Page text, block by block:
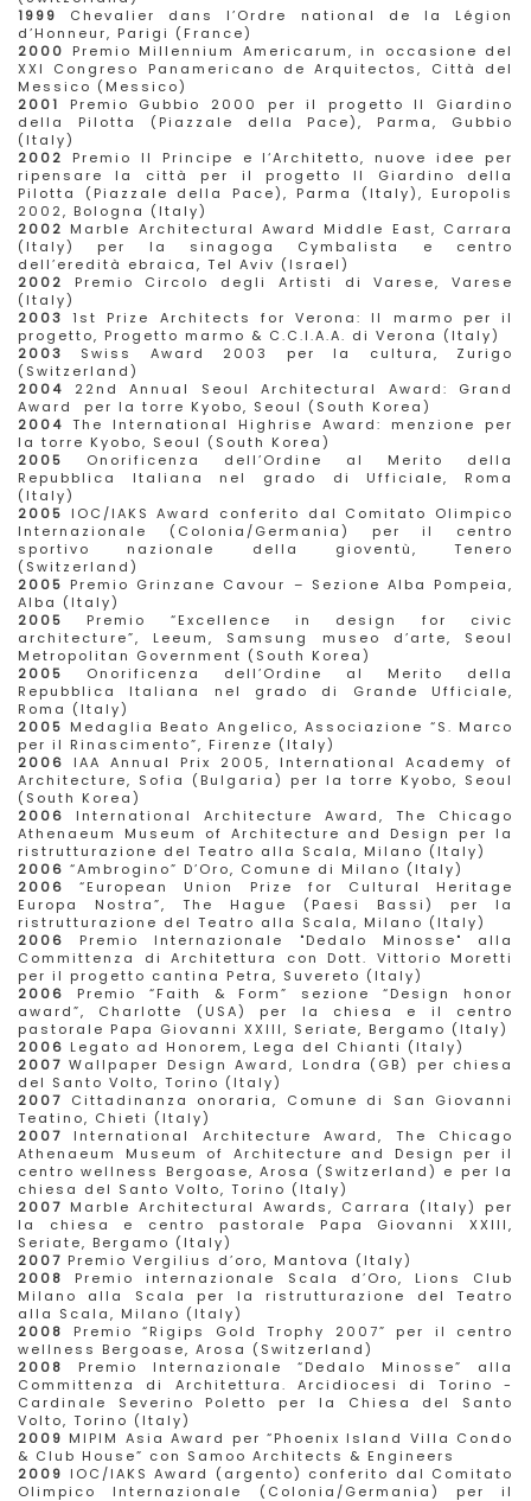
1999 Chevalier dans l’Ordre national de la Légion
d’Honneur, Parigi (France)
2000 Premio Millennium Americarum, in occasione del
XXI Congreso Panamericano de Arquitectos, Città del
Messico (Messico)
2001 Premio Gubbio 2000 per il progetto Il Giardino
della Pilotta (Piazzale della Pace), Parma, Gubbio
(Italy)
2002 Premio Il Principe e l‘Architetto, nuove idee per
ripensare la città per il progetto Il Giardino della
Pilotta (Piazzale della Pace), Parma (Italy), Europolis
2002, Bologna (Italy)
2002 Marble Architectural Award Middle East, Carrara
(Italy) per la sinagoga Cymbalista e centro
dell’eredità ebraica, Tel Aviv (Israel)
2002 Premio Circolo degli Artisti di Varese, Varese
(Italy)
20031st Prize Architects for Verona: Il marmo per il
progetto, Progetto marmo & C.C.I.A.A. di Verona (Italy)
2003 Swiss Award 2003 per la cultura, Zurigo
(Switzerland)
2004 22nd Annual Seoul Architectural Award: Grand
Award per la torre Kyobo, Seoul (South Korea)
2004 The International Highrise Award: menzione per
la torre Kyobo, Seoul (South Korea)
2005 Onorificenza dell’Ordine al Merito della
Repubblica Italiana nel grado di Ufficiale, Roma
(Italy)
2005 IOC/IAKS Award conferito dal Comitato Olimpico
Internazionale (Colonia/Germania) per il centro
sportivo nazionale della gioventù, Tenero
(Switzerland)
2005 Premio Grinzane Cavour – Sezione Alba Pompeia,
Alba (Italy)
2005 Premio “Excellence in design for civic
architecture”, Leeum, Samsung museo d’arte, Seoul
Metropolitan Government (South Korea)
2005 Onorificenza dell’Ordine al Merito della
Repubblica Italiana nel grado di Grande Ufficiale,
Roma (Italy)
2005 Medaglia Beato Angelico, Associazione “S. Marco
per il Rinascimento”, Firenze (Italy)
2006 IAA Annual Prix 2005, International Academy of
Architecture, Sofia (Bulgaria) per la torre Kyobo, Seoul
(South Korea)
2006 International Architecture Award, The Chicago
Athenaeum Museum of Architecture and Design per la
ristrutturazione del Teatro alla Scala, Milano (Italy)
2006 “Ambrogino” D’Oro, Comune di Milano (Italy)
2006“European Union Prize for Cultural Heritage
Europa Nostra”, The Hague (Paesi Bassi) per la
ristrutturazione del Teatro alla Scala, Milano (Italy)
2006 Premio Internazionale "Dedalo Minosse" alla
Committenza di Architettura con Dott. Vittorio Moretti
per il progetto cantina Petra, Suvereto (Italy)
2006 Premio “Faith & Form” sezione “Design honor
award”, Charlotte (USA) per la chiesa e il centro
pastorale Papa Giovanni XXIII, Seriate, Bergamo (Italy)
2006 Legato ad Honorem, Lega del Chianti (Italy)
2007Wallpaper Design Award, Londra (GB) per chiesa
del Santo Volto, Torino (Italy)
2007 Cittadinanza onoraria, Comune di San Giovanni
Teatino, Chieti (Italy)
2007 International Architecture Award, The Chicago
Athenaeum Museum of Architecture and Design per il
centro wellness Bergoase, Arosa (Switzerland) e per la
chiesa del Santo Volto, Torino (Italy)
2007 Marble Architectural Awards, Carrara (Italy) per
la chiesa e centro pastorale Papa Giovanni XXIII,
Seriate, Bergamo (Italy)
2007 Premio Vergilius d’oro, Mantova (Italy)
2008 Premio internazionale Scala d’Oro, Lions Club
Milano alla Scala per la ristrutturazione del Teatro
alla Scala, Milano (Italy)
2008 Premio “Rigips Gold Trophy 2007” per il centro
wellness Bergoase, Arosa (Switzerland)
2008 Premio Internazionale “Dedalo Minosse” alla
Committenza di Architettura. Arcidiocesi di Torino -
Cardinale Severino Poletto per la Chiesa del Santo
Volto, Torino (Italy)
2009 MIPIM Asia Award per “Phoenix Island Villa Condo
& Club House” con Samoo Architects & Engineers
2009 IOC/IAKS Award (argento) conferito dal Comitato
Olimpico Internazionale (Colonia/Germania) per il